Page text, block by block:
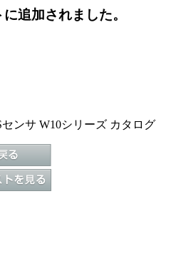
追加されました。
ンサ W10シリーズ カタログ